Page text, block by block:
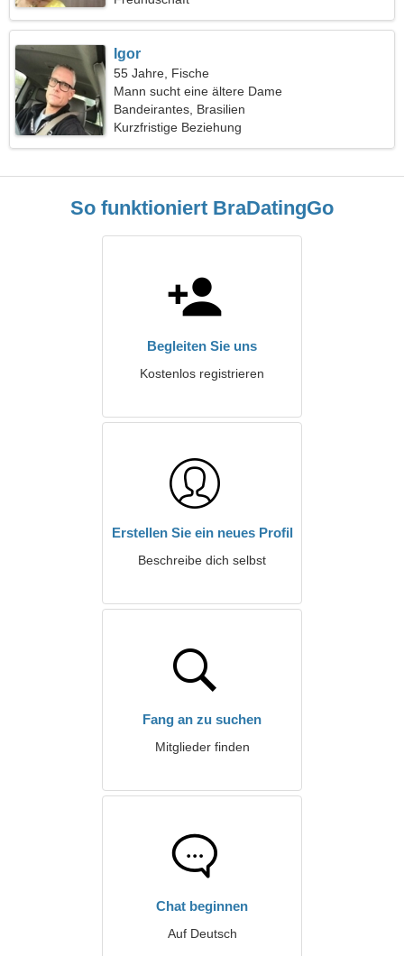
Igor
55 Jahre, Fische
Mann sucht eine ältere Dame
Bandeirantes, Brasilien
Kurzfristige Beziehung
So funktioniert BraDatingGo
Begleiten Sie uns
Kostenlos registrieren
Erstellen Sie ein neues Profil
Beschreibe dich selbst
Fang an zu suchen
Mitglieder finden
Chat beginnen
Auf Deutsch